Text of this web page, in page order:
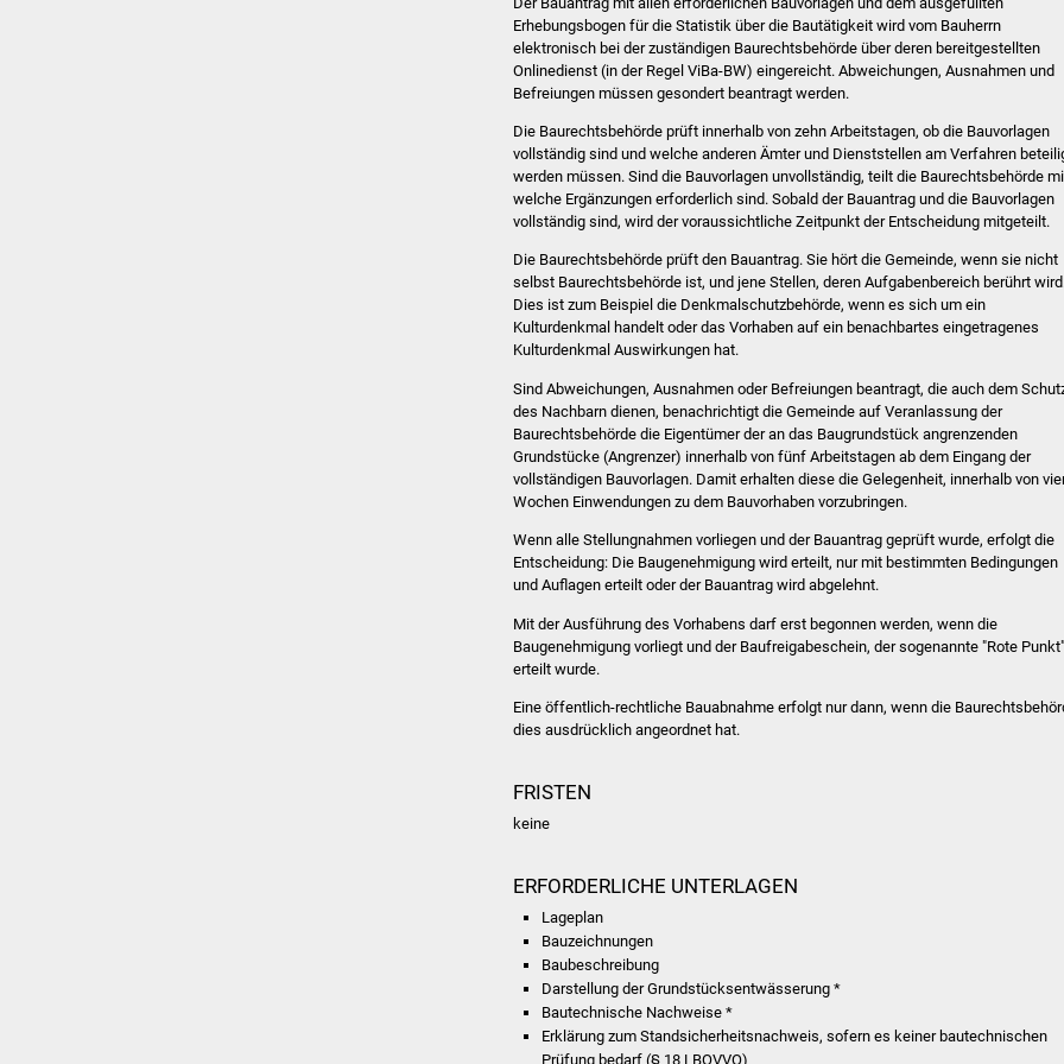
Erhebungsbogen für die Statistik über die Bautätigkeit wird vom Bauherrn
elektronisch bei der zuständigen Baurechtsbehörde über deren bereitgestellten
Onlinedienst (in der Regel ViBa-BW) eingereicht. Abweichungen, Ausnahmen und
Befreiungen müssen gesondert beantragt werden.
Die Baurechtsbehörde prüft innerhalb von zehn Arbeitstagen, ob die Bauvorlagen
vollständig sind und welche anderen Ämter und Dienststellen am Verfahren
werden müssen. Sind die Bauvorlagen unvollständig, teilt die Baurechtsbehörde
welche Ergänzungen erforderlich sind. Sobald der Bauantrag und die Bauvorlagen
vollständig sind, wird der voraussichtliche Zeitpunkt der Entscheidung mitgeteilt.
Die Baurechtsbehörde prüft den Bauantrag. Sie hört die Gemeinde, wenn sie nicht
selbst Baurechtsbehörde ist, und jene Stellen, deren Aufgabenbereich berührt
Dies ist zum Beispiel die Denkmalschutzbehörde, wenn es sich um ein
Kulturdenkmal handelt oder das Vorhaben auf ein benachbartes eingetragenes
Kulturdenkmal Auswirkungen hat.
Sind Abweichungen, Ausnahmen oder Befreiungen beantragt, die auch dem
des Nachbarn dienen, benachrichtigt die Gemeinde auf Veranlassung der
Baurechtsbehörde die Eigentümer der an das Baugrundstück angrenzenden
Grundstücke (Angrenzer) innerhalb von fünf Arbeitstagen ab dem Eingang der
vollständigen Bauvorlagen. Damit erhalten diese die Gelegenheit, innerhalb von
Wochen Einwendungen zu dem Bauvorhaben vorzubringen.
Wenn alle Stellungnahmen vorliegen und der Bauantrag geprüft wurde, erfolgt die
Entscheidung: Die Baugenehmigung wird erteilt, nur mit bestimmten Bedingungen
und Auflagen erteilt oder der Bauantrag wird abgelehnt.
Mit der Ausführung des Vorhabens darf erst begonnen werden, wenn die
Baugenehmigung vorliegt und der Baufreigabeschein, der sogenannte "Rote
erteilt wurde.
Eine öffentlich-rechtliche Bauabnahme erfolgt nur dann, wenn die
dies ausdrücklich angeordnet hat.
FRISTEN
keine
ERFORDERLICHE UNTERLAGEN
Lageplan
Bauzeichnungen
Baubeschreibung
Darstellung der Grundstücksentwässerung *
Bautechnische Nachweise *
Erklärung zum Standsicherheitsnachweis, sofern es keiner bautechnischen
Prüfung bedarf (§ 18 LBOVVO)